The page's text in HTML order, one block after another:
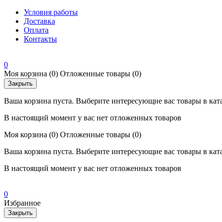
Условия работы
Доставка
Оплата
Контакты
0
Моя корзина (0) Отложенные товары (0)
Закрыть
Ваша корзина пуста. Выберите интересующие вас товары в
В настоящий момент у вас нет отложенных товаров
Моя корзина (0) Отложенные товары (0)
Ваша корзина пуста. Выберите интересующие вас товары в
В настоящий момент у вас нет отложенных товаров
0
Избранное
Закрыть